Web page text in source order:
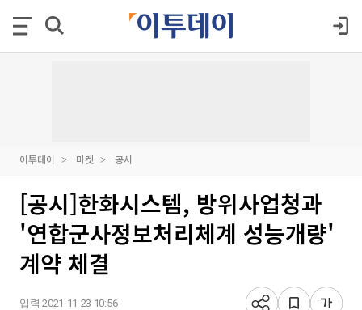
이투데이 마켓 공시
[공시]한화시스템, 방위사업청과
'연합군사정보처리체계 성능개량'
계약 체결
입력 2021-11-23 10:56